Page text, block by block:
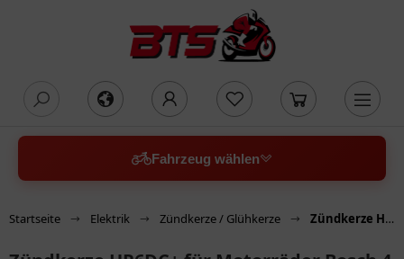
Fahrzeug wählen
Startseite Elektrik Zündkerze / Glühkerze Zündkerze HR6DC+ für Motorräder Bosch 4 Stück Packung